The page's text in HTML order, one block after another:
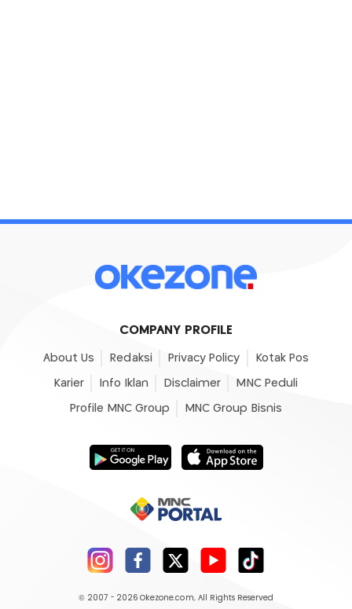
COMPANY PROFILE
About Us Redaksi Privacy Policy Kotak Pos
Karier Info Iklan Disclaimer MNC Peduli
Profile MNC Group MNC Group Bisnis
© 2007 - 2026 Okezone.com, All Rights Reserved